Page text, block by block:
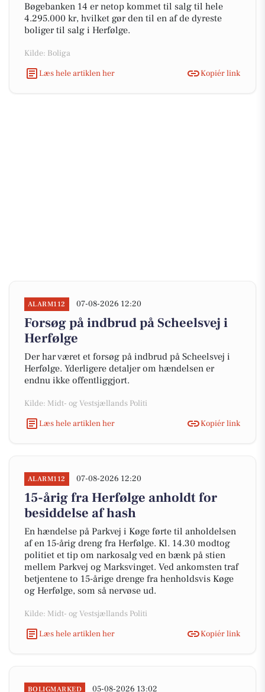
Bøgebanken 14 er netop kommet til salg til hele
4.295.000 kr, hvilket gør den til en af de dyreste
boliger til salg i Herfølge.
Kilde: Boliga
Læs hele artiklen her
Kopiér link
ALARM112 07-08-2026 12:20
Forsøg på indbrud på Scheelsvej i
Herfølge
Der har været et forsøg på indbrud på Scheelsvej i
Herfølge. Yderligere detaljer om hændelsen er
endnu ikke offentliggjort.
Kilde: Midt- og Vestsjællands Politi
Læs hele artiklen her
Kopiér link
ALARM112 07-08-2026 12:20
15-årig fra Herfølge anholdt for
besiddelse af hash
En hændelse på Parkvej i Køge førte til anholdelsen
af en 15-årig dreng fra Herfølge. Kl. 14.30 modtog
politiet et tip om narkosalg ved en bænk på stien
mellem Parkvej og Marksvinget. Ved ankomsten traf
betjentene to 15-årige drenge fra henholdsvis Køge
og Herfølge, som så nervøse ud.
Kilde: Midt- og Vestsjællands Politi
Læs hele artiklen her
Kopiér link
BOLIGMARKED 05-08-2026 13:02